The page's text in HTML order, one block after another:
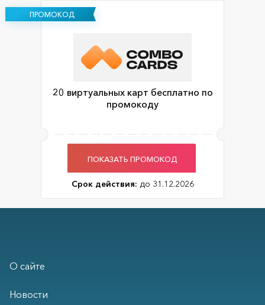
ПРОМОКОД
20 виртуальных карт бесплатно по
промокоду
ПОКАЗАТЬ ПРОМОКОД
Срок действия: до 31.12.2026
О сайте
Новости